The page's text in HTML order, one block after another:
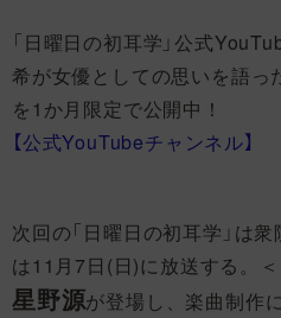
「日曜日の初耳学」公式
希が女優としての思いを語っ
を1か月限定で公開中！
【公式YouTubeチャンネル】
次回の「日曜日の初耳学」は
は11月7日(日)に放送する。
星野源が登場し、楽曲制作